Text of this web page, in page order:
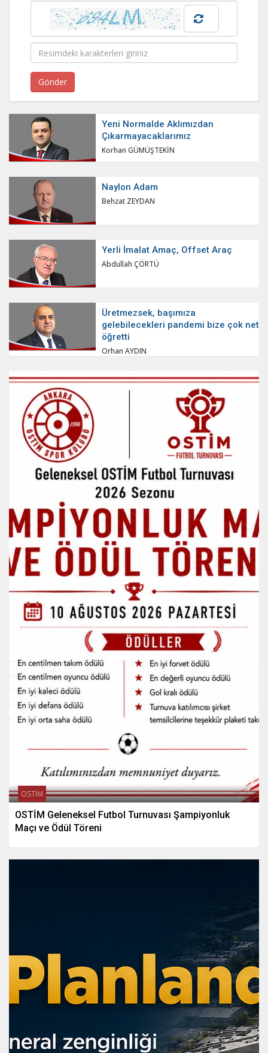
Yeni Normalde Aklımızdan
Çıkarmayacaklarımız
Korhan GÜMÜŞTEKİN
Naylon Adam
Behzat ZEYDAN
Yerli İmalat Amaç, Offset Araç
Abdullah ÇÖRTÜ
Üretmezsek, başımıza
gelebilecekleri pandemi bize çok net
öğretti
Orhan AYDIN
OSTİM
OSTİM Geleneksel Futbol Turnuvası Şampiyonluk
Maçı ve Ödül Töreni